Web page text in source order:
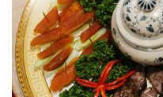
日記簿
餐桌週記
享樂隨手拍